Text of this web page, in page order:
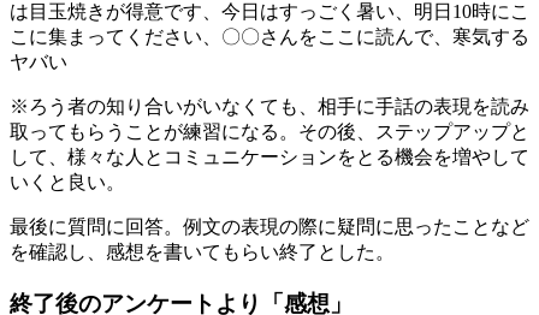
は目玉焼きが得意です、今日はすっごく暑い、明日10時にこ
こに集まってください、〇〇さんをここに読んで、寒気する
ヤバい
※ろう者の知り合いがいなくても、相手に手話の表現を読み
取ってもらうことが練習になる。その後、ステップアップと
して、様々な人とコミュニケーションをとる機会を増やして
いくと良い。
最後に質問に回答。例文の表現の際に疑問に思ったことなど
を確認し、感想を書いてもらい終了とした。
終了後のアンケートより「感想」